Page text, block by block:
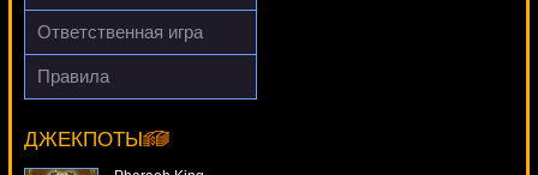
verkhovod***
Ответственная игра
Правила
ДЖЕКПОТЫ
Fruit Fiesta 5-Reels
Gamer***